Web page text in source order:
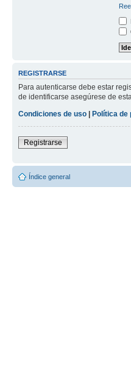
REGISTRARSE
Para autenticarse debe estar
de identificarse asegúrese de
Condiciones de uso
Política de
Registrarse
Índice general